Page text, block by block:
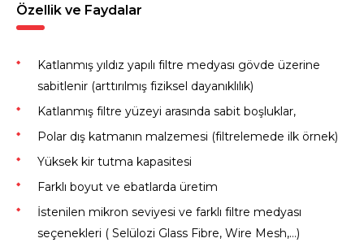
Özellik ve Faydalar
Katlanmış yıldız yapılı filtre medyası gövde üzerine
sabitlenir (arttırılmış fiziksel dayanıklılık)
Katlanmış filtre yüzeyi arasında sabit boşluklar,
Polar dış katmanın malzemesi (filtrelemede ilk örnek)
Yüksek kir tutma kapasitesi
Farklı boyut ve ebatlarda üretim
İstenilen mikron seviyesi ve farklı filtre medyası
seçenekleri ( Selülozi Glass Fibre, Wire Mesh,…)